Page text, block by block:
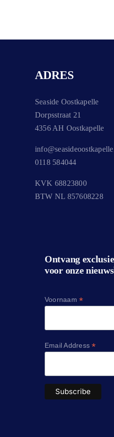
ADRES
Seaside Oostkapelle
Dorpsstraat 21
4356 AH Oostkapelle
0118 584044
KVK 68823800
BTW NL 857608228
Ontvang
voor onze
Voornaam*
Email Address*